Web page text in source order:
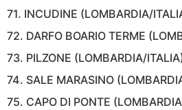
71. INCUDINE (LOMBARDIA/
72. DARFO BOARIO TERME
73. PILZONE (LOMBARDIA/
74. SALE MARASINO
75. CAPO DI PONTE